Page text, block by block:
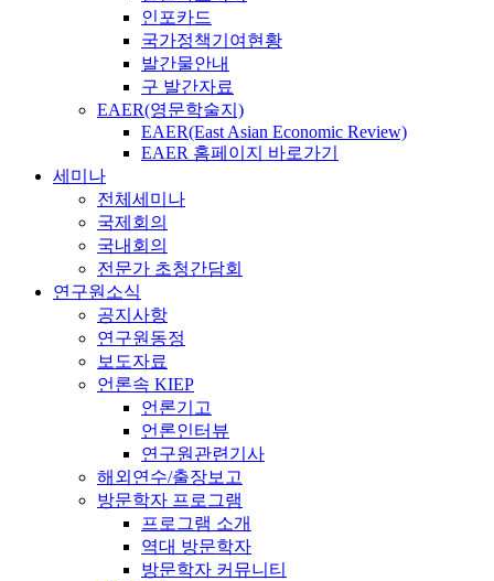
인포카드
국가정책기여현황
발간물안내
구 발간자료
EAER(영문학술지)
EAER(East Asian Economic Review)
EAER 홈페이지 바로가기
세미나
전체세미나
국제회의
국내회의
전문가 초청간담회
연구원소식
공지사항
연구원동정
보도자료
언론속 KIEP
언론기고
언론인터뷰
연구원관련기사
해외연수/출장보고
방문학자 프로그램
프로그램 소개
역대 방문학자
방문학자 커뮤니티